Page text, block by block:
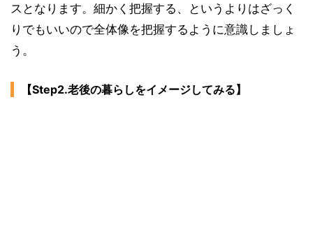
スとなります。細かく把握する、というよりはざっく
りでもいいので全体像を把握するように意識しましょ
う。
【Step2.老後の暮らしをイメージしてみる】